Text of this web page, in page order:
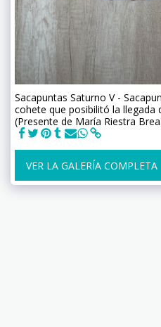
Sacapuntas Saturno V -
cohete que posibilitó la llegada
(Presente de María Riestra
VER LA GALERÍA COMPLETA